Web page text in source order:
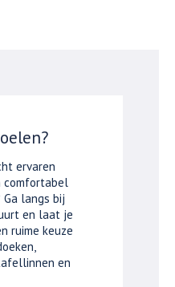
ervaren
comfortabel
langs bij
en laat je
ruime keuze
en